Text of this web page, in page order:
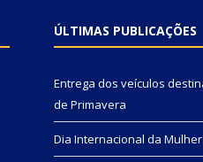
ÚLTIMAS PUBLICAÇÕES
Entrega dos veículos
de Primavera
Dia Internacional da Mulher